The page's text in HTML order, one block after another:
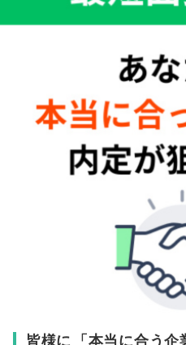
皆様に 「本当に合う企